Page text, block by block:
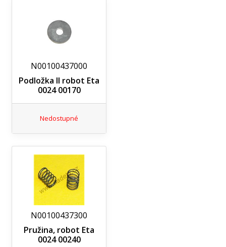
N00100437000
Podložka II robot Eta
0024 00170
Nedostupné
N00100437300
Pružina, robot Eta
0024 00240